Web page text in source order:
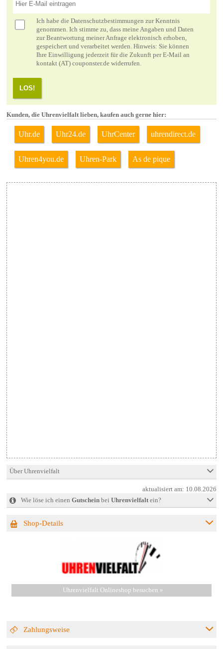
Ich habe die Datenschutzbestimmungen zur Kenntnis
genommen. Ich stimme zu, dass meine Angaben und Daten
zur Beantwortung meiner Anfrage elektronisch erhoben,
gespeichert und verarbeitet werden. Hinweis: Sie können
Ihre Einwilligung jederzeit für die Zukunft per E-Mail an
kontakt (AT) couponster.de widerrufen.
LOS!
Kunden, die Uhrenvielfalt lieben, kaufen auch gerne hier:
Uhr.de Uhr24.de UhrCenter uhrendirect.de
Uhren4you.de Uhren-Park As de pique
Über Uhrenvielfalt
aktualisiert am: 10.08.2026
Wie löse ich einen Gutscheinbei Uhrenvielfaltein?
Shop-Details
Uhrenvielfalt Onlineshop besuchen »
Zahlungsweise